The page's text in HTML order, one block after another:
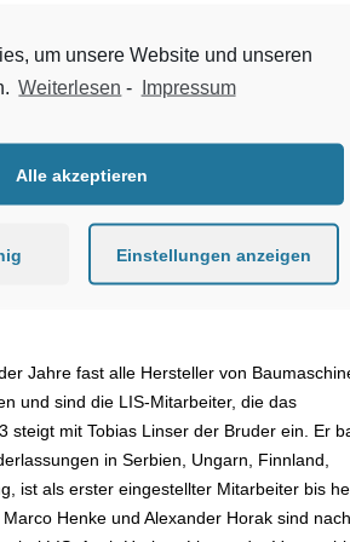
Jahre fast alle Hersteller von
und sind die LIS-Mitarbeiter, die das
mit Tobias Linser der Bruder ein. Er
in Serbien, Ungarn, Finnland,
ist als erster eingestellter Mitarbeiter bis
Henke und Alexander Horak sind
um unsere Website und unseren
Weiterlesen - Impressum
Alle akzeptieren
Einstellungen anzeigen